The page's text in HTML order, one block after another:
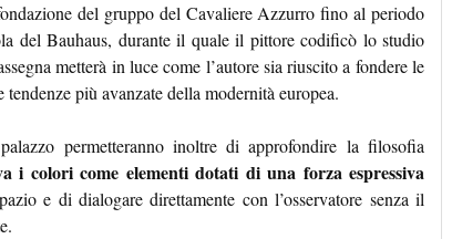
del gruppo del Cavaliere Azzurro fino al periodo
del Bauhaus, durante il quale il pittore codificò lo studio
metterà in luce come l’autore sia riuscito a fondere le
più avanzate della modernità europea.
permetteranno inoltre di approfondire la filosofia
i colori come elementi dotati di una forza espressiva
e di dialogare direttamente con l’osservatore senza il